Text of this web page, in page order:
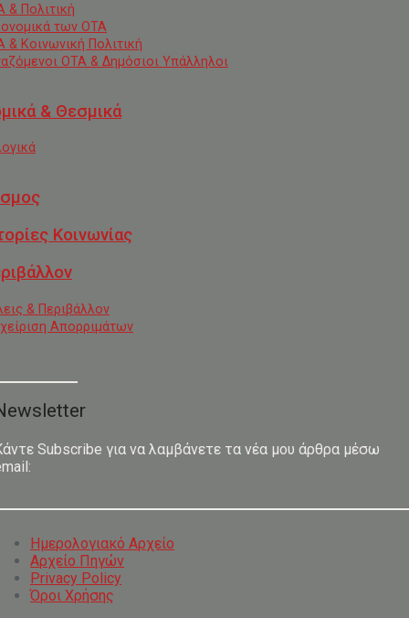
& Πολιτική
των ΟΤΑ
& Κοινωνική Πολιτική
ΟΤΑ & Δημόσιοι Υπάλληλοι
& Θεσμικά
Κοινωνίας
& Περιβάλλον
Απορριμάτων
Subscribe για να λαμβάνετε τα νέα μου άρθρα μέσω
Ημερολογιακό Αρχείο
Αρχείο Πηγών
Privacy Policy
Όροι Χρήσης